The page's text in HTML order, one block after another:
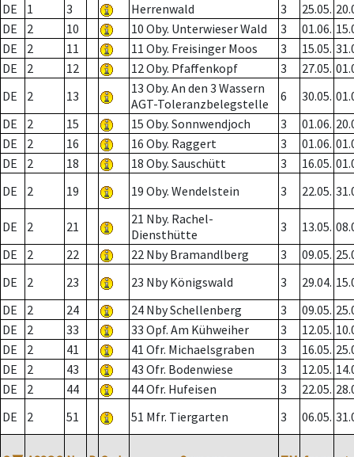
DE
1 3 Herrenwald 3 25.05.
DE
2 10 10 Oby. Unterwieser Wald 3 01.06.
DE
2 11 11 Oby. Freisinger Moos 3 15.05.
DE
2 12 12 Oby. Pfaffenkopf 3 27.05.
DE
2 13
13 Oby. An den 3 Wassern
AGT-Toleranzbelegstelle
6 30.05.
DE
2 15 15 Oby. Sonnwendjoch 3 01.06.
DE
2 16 16 Oby. Raggert 3 01.06.
DE
2 18 18 Oby. Sauschütt 3 16.05.
DE
2 19 19 Oby. Wendelstein 3 22.05.
DE 2 21
21 Nby. Rachel-
Diensthütte
3 13.05.
DE
2 22 22 Nby Bramandlberg 3 09.05.
DE
2 23 23 Nby Königswald 3 29.04.
DE
2 24 24 Nby Schellenberg 3 09.05.
DE
2 33 33 Opf. Am Kühweiher 3 12.05.
DE
2 41 41 Ofr. Michaelsgraben 3 16.05.
DE
2 43 43 Ofr. Bodenwiese 3 12.05.
DE
2 44 44 Ofr. Hufeisen 3 22.05.
DE
2 51 51 Mfr. Tiergarten 3 06.05.